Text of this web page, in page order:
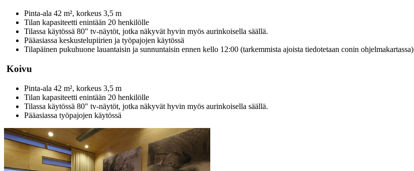
Pinta-ala 42 m², korkeus 3,5 m
Tilan kapasiteetti enintään 20 henkilölle
Tilassa käytössä 80" tv-näytöt, jotka näkyvät hyvin myös aurinkoisella säällä.
Pääasiassa keskustelupiirien ja työpajojen käytössä
Tilapäinen pukuhuone lauantaisin ja sunnuntaisin ennen kello 12:00 (tarkemmista ajoista tiedotetaan conin ohjelmakartassa)
Koivu
Pinta-ala 42 m², korkeus 3,5 m
Tilan kapasiteetti enintään 20 henkilölle
Tilassa käytössä 80" tv-näytöt, jotka näkyvät hyvin myös aurinkoisella säällä.
Pääasiassa työpajojen käytössä